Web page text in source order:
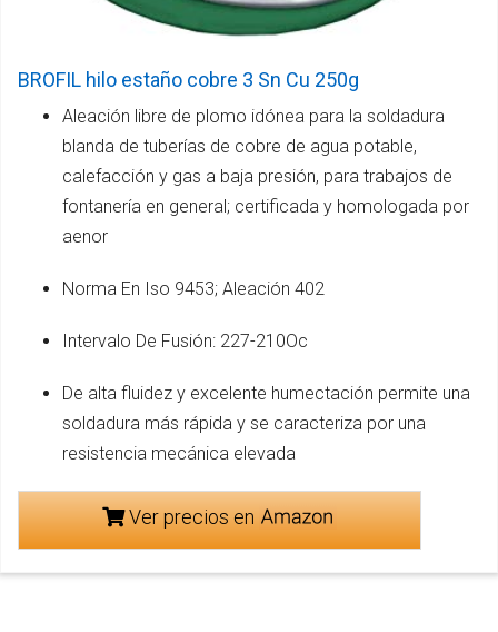
BROFIL hilo estaño cobre 3 Sn Cu 250g
Aleación libre de plomo idónea para la soldadura
blanda de tuberías de cobre de agua potable,
calefacción y gas a baja presión, para trabajos de
fontanería en general; certificada y homologada por
aenor
Norma En Iso 9453; Aleación 402
Intervalo De Fusión: 227-210Oc
De alta fluidez y excelente humectación permite una
soldadura más rápida y se caracteriza por una
resistencia mecánica elevada
Ver precios en